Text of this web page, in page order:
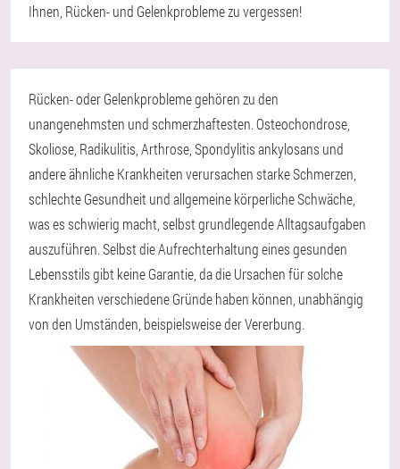
Ihnen, Rücken- und Gelenkprobleme zu vergessen!
Rücken- oder Gelenkprobleme gehören zu den
unangenehmsten und schmerzhaftesten. Osteochondrose,
Skoliose, Radikulitis, Arthrose, Spondylitis ankylosans und
andere ähnliche Krankheiten verursachen starke Schmerzen,
schlechte Gesundheit und allgemeine körperliche Schwäche,
was es schwierig macht, selbst grundlegende Alltagsaufgaben
auszuführen. Selbst die Aufrechterhaltung eines gesunden
Lebensstils gibt keine Garantie, da die Ursachen für solche
Krankheiten verschiedene Gründe haben können, unabhängig
von den Umständen, beispielsweise der Vererbung.